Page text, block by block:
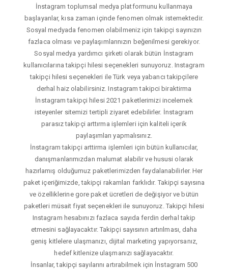
İnstagram toplumsal medya platformunu kullanmaya
başlayanlar, kısa zaman içinde fenomen olmak istemektedir.
Sosyal medyada fenomen olabilmeniz için takipçi sayınızın
fazlaca olması ve paylaşımlarınızın beğenilmesi gerekiyor.
Sosyal medya yardımcı şirketi olarak bütün İnstagram
kullanıcılarına takipçi hilesi seçenekleri sunuyoruz. Instagram
takipçi hilesi seçenekleri ile Türk veya yabancı takipçilere
derhal haiz olabilirsiniz. Instagram takipci biraktirma
İnstagram takipçi hilesi 2021 paketlerimizi incelemek
isteyenler sitemizi tertipli ziyaret edebilirler. İnstagram
parasız takipçi arttırma işlemleri için kaliteli içerik
paylaşımları yapmalısınız.
İnstagram takipçi arttirma işlemleri için bütün kullanıcılar,
danışmanlarımızdan malumat alabilir ve hususi olarak
hazırlamış olduğumuz paketlerimizden faydalanabilirler. Her
paket içeriğimizde, takipçi rakamları farklıdır. Takipçi sayısına
ve özelliklerine gore paket ücretleri de değişiyor ve bütün
paketleri müsait fiyat seçenekleri ile sunuyoruz. Takipçi hilesi
Instagram hesabınızı fazlaca sayıda ferdin derhal takip
etmesini sağlayacaktır. Takipçi sayısının artırılması, daha
geniş kitlelere ulaşmanızı, dijital marketing yapıyorsanız,
hedef kitlenize ulaşmanızı sağlayacaktır.
İnsanlar, takipçi sayılarını artırabilmek için İnstagram 500